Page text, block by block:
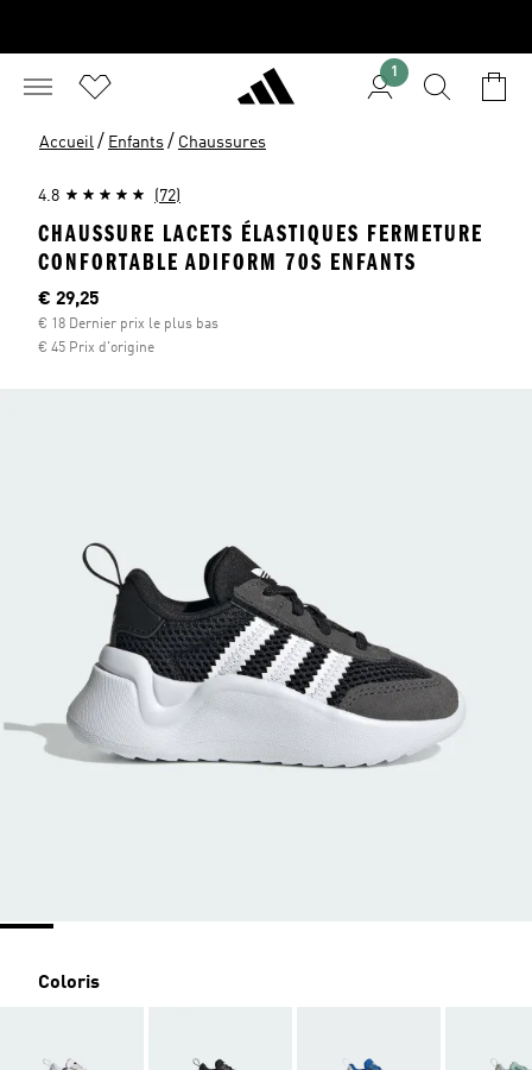
1
Accueil / Enfants / Chaussures
4.8 (72)
CHAUSSURE LACETS ÉLASTIQUES FERMETURE
CONFORTABLE ADIFORM 70S ENFANTS
Current price
€ 29,25
€ 18 Dernier prix le plus bas
€ 45 Prix d'origine
Coloris